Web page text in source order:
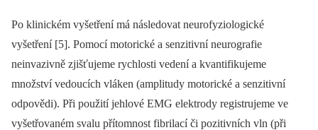
Po klinickém vyšetření má následovat neurofyziologické
vyšetření [5]. Pomocí motorické a senzitivní neurografie
neinvazivně zjišťujeme rychlosti vedení a kvantifikujeme
množství vedoucích vláken (amplitudy motorické a senzitivní
odpovědi). Při použití jehlové EMG elektrody registrujeme ve
vyšetřovaném svalu přítomnost fibrilací či pozitivních vln (při